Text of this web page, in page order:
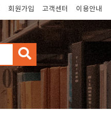
회원가입 고객센터 이용안내
검
색